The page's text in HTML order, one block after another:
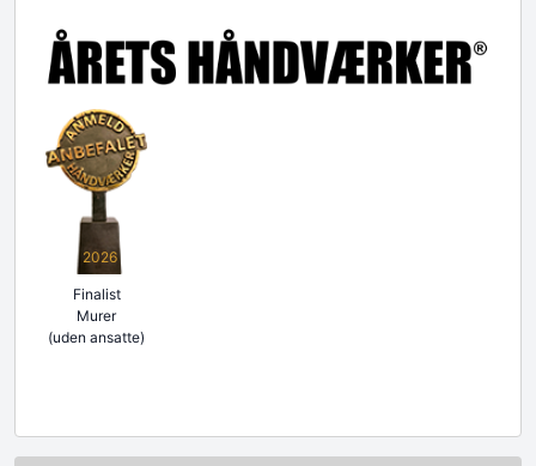
2026
Finalist
Murer
(uden ansatte)